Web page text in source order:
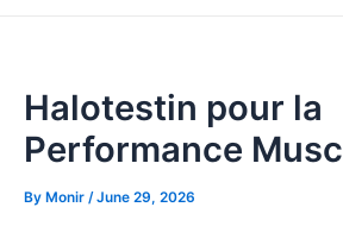
Halotestin pour la
Performance
By Monir /June 29, 2026